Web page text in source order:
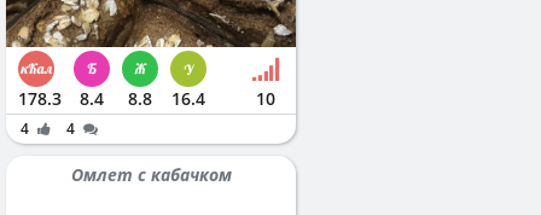
178.3 8.4 8.8 16.4 10
4 4
Омлет с кабачком